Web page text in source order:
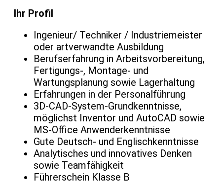
Ihr Profil
Ingenieur/ Techniker / Industriemeister
oder artverwandte Ausbildung
Berufserfahrung in Arbeitsvorbereitung,
Fertigungs-, Montage- und
Wartungsplanung sowie Lagerhaltung
Erfahrungen in der Personalführung
3D-CAD-System-Grundkenntnisse,
möglichst Inventor und AutoCAD sowie
MS-Office Anwenderkenntnisse
Gute Deutsch- und Englischkenntnisse
Analytisches und innovatives Denken
sowie Teamfähigkeit
Führerschein Klasse B